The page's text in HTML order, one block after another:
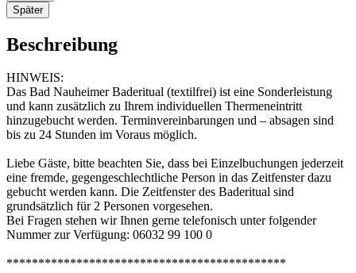
Später
Beschreibung
HINWEIS:
Das Bad Nauheimer Baderitual (textilfrei) ist eine Sonderleistung
und kann zusätzlich zu Ihrem individuellen Thermeneintritt
hinzugebucht werden. Terminvereinbarungen und – absagen sind
bis zu 24 Stunden im Voraus möglich.
Liebe Gäste, bitte beachten Sie, dass bei Einzelbuchungen jederzeit
eine fremde, gegengeschlechtliche Person in das Zeitfenster dazu
gebucht werden kann. Die Zeitfenster des Baderitual sind
grundsätzlich für 2 Personen vorgesehen.
Bei Fragen stehen wir Ihnen gerne telefonisch unter folgender
Nummer zur Verfügung: 06032 99 100 0
********************************************